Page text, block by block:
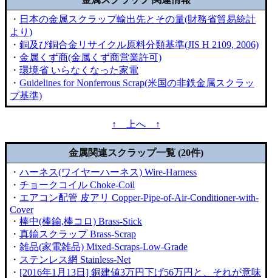
・ 日本の金属スクラップ輸出先とその量(財務省貿易統計
より)
・ 銅及び銅合金リサイクル原料分類基準(JIS H 2109, 2006)
・ 金属くず商(金属くず商営業許可)
・ 環境省 いらなくなった家電
・ Guidelines for Nonferrous Scrap(米国の非鉄金属スクラッ
プ基準)
↑ 上へ ↑
金属関連スクラップ一覧 (20件)
・ ハーネス(ワイヤーハーネス) Wire-Harness
・ チョークコイル Choke-Coil
・ エアコン配管 皮アリ Copper-Pipe-of-Air-Conditioner-with-
Cover
・ 棒中(棒鍮,棒コロ) Brass-Stick
・ 真鍮スクラップ Brass-Scrap
・ 雑品(家電雑品) Mixed-Scraps-Low-Grade
・ ステンレス網 Stainless-Net
・ [2016年1月13日] 銅建値3万円下げ56万円と、それが意味